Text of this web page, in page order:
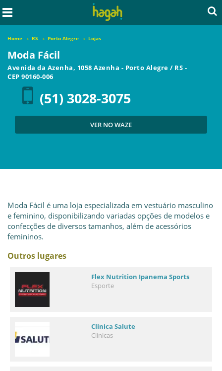
Home RS Porto Alegre Lojas
Moda Fácil
Avenida da Azenha, 1058 Azenha - Porto Alegre / RS -
CEP 90160-006
(51) 3028-3075
VER NO WAZE
Moda Fácil é uma loja especializada em vestuário masculino
e feminino, disponibilizando variadas opções de modelos e
confecções de diversos tamanhos, além de acessórios
femininos.
Outros lugares
Flex Nutrition Ipanema Sports
Esporte
Clínica Salute
Clínicas